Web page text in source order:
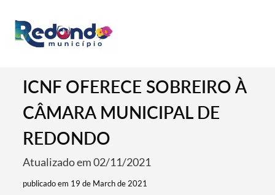
ICNF OFERECE SOBREIRO À
CÂMARA MUNICIPAL DE
REDONDO
Atualizado em 02/11/2021
publicado em 19 de March de 2021